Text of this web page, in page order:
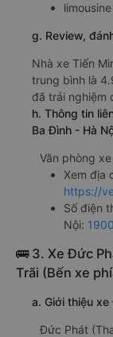
g. Review,
Nhà xe Tiến
trung bình là
đã trải nghiệm
h. Thông tin
Ba Đình - Hà
Văn phòng
Xem địa
https://
Số điện
Nội:
🚌 3. Xe Đức
Trãi (Bến xe
a. Giới thiệu
Đức Phát